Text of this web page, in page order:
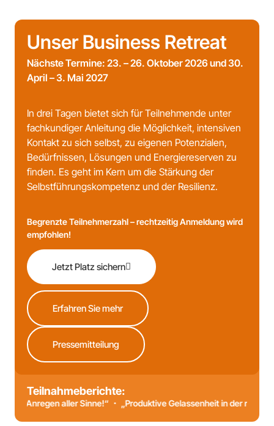
Unser Business Retreat
Nächste Termine: 23. – 26. Oktober 2026 und 30.
April – 3. Mai 2027
In drei Tagen bietet sich für Teilnehmende unter
fachkundiger Anleitung die Möglichkeit, intensiven
Kontakt zu sich selbst, zu eigenen Potenzialen,
Bedürfnissen, Lösungen und Energiereserven zu
finden. Es geht im Kern um die Stärkung der
Selbstführungskompetenz und der Resilienz.
Begrenzte Teilnehmerzahl – rechtzeitig Anmeldung wird
empfohlen!
Jetzt Platz sichern
Erfahren Sie mehr
Pressemitteilung
Teilnahmeberichte:
Sinne!“ ・ „Produktive Gelassenheit in der richtigen